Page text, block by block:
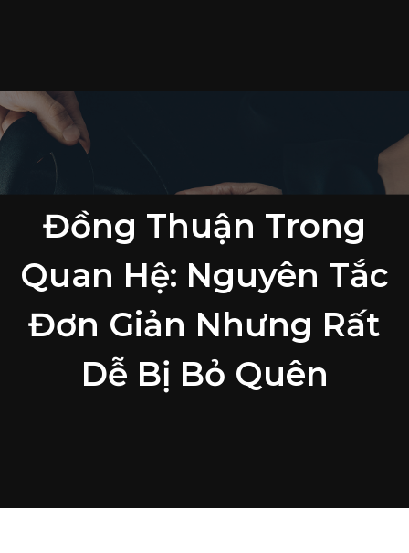
Đồng Thuận Trong
Quan Hệ: Nguyên Tắc
Đơn Giản Nhưng Rất
Dễ Bị Bỏ Quên